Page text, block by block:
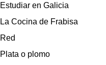
Estudiar en Galicia
La Cocina de Frabisa
Red
Plata o plomo